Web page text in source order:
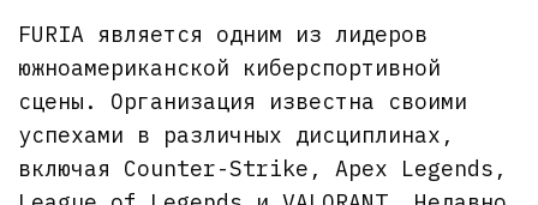
FURIA является одним из лидеров
южноамериканской киберспортивной
сцены. Организация известна своими
успехами в различных дисциплинах,
включая Counter-Strike, Apex Legends,